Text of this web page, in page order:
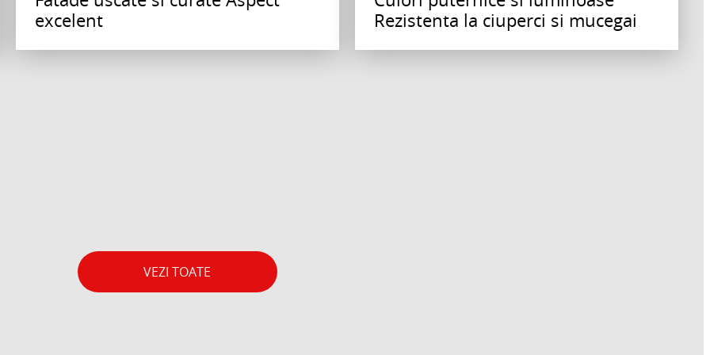
excelent
Rezistenta la ciuperci si mucegai
VEZI TOATE